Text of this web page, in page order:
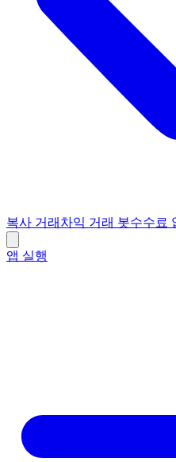
복사 거래 차익 거래 봇수수료
앱 실행